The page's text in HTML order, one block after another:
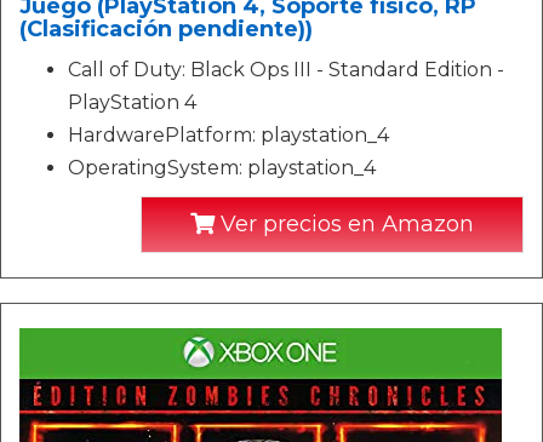
Juego (PlayStation 4, Soporte físico, RP
(Clasificación pendiente))
Call of Duty: Black Ops III - Standard Edition -
PlayStation 4
HardwarePlatform: playstation_4
OperatingSystem: playstation_4
Ver precios en Amazon